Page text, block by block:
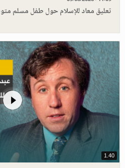
تعليق معاد للإسلام حول طفل مسلم
1.40